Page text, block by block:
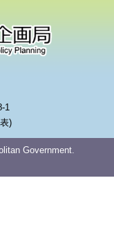
1
)
Government.